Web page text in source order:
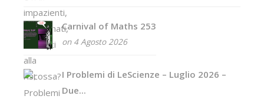
Carnival of Maths 253
on 4 Agosto 2026
I Problemi di LeScienze – Luglio 2026 –
Due...